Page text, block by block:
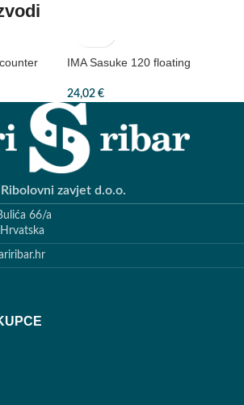
IMA Sasuke 120 floating
24,02 €
Ribolovni zavjet d.o.o.
66/a